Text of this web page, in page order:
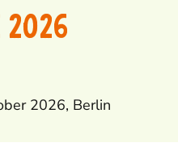
2026
2026, Berlin